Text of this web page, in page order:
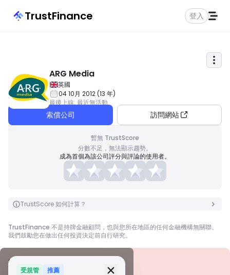
TrustFinance 登入
ARG Media
英國
04 10月 2012(13 年)
最後上線: 最近無活動
索償公司 訪問網站
暫無 TrustScore
分數不足，無法顯示趨勢。
成為首個為該公司評分與評論的使用者。
TrustScore 如何計算？
TrustFinance 不是持牌金融顧問，也與您所在地區的任何金融機構無關聯。
我們鼓勵您在做出任何投資決定前自行研究。
受規管 推薦
安全資訊